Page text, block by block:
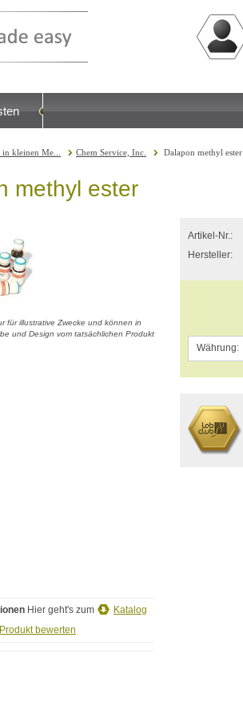
kleinen Me... Chem Service, Inc. Dalapon methyl ester
methyl ester
für illustrative Zwecke und können in
und Design vom tatsächlichen Produkt
Hier geht's zum
Katalog
Produkt bewerten
Artikel-Nr.:
Hersteller:
Währung: